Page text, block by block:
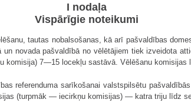
I nodaļa
Vispārīgie noteikumi
tautas nobalsošanas, kā arī pašvaldības
novada pašvaldībā no vēlētājiem tiek izveidota
7—15 locekļu sastāvā. Vēlēšanu komisijas
referenduma sarīkošanai valstspilsētu
(turpmāk — iecirkņu komisijas) — katra triju līdz